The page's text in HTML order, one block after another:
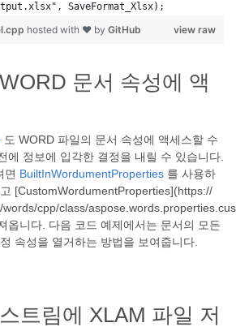
SaveFormat_Xlsx);
view raw
hosted with ❤ by GitHub
문서 속성에 액
도 WORD 파일의 문서 속성에 액세스할 수
에 정보에 입각한 결정을 내릴 수 있습니다.
면 BuiltInWordumentProperties 를 사용하
[CustomWordumentProperties](https://
cpp/class/
옵니다. 다음 코드 예제에서는 문서의 모든
속성을 열거하는 방법을 보여줍니다.
트림에 XLAM 파일 저